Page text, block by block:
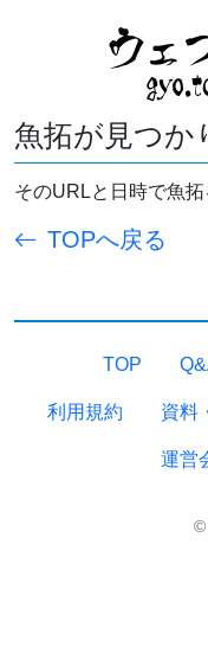
魚拓が見つか
そのURLと日時で魚拓
TOPへ戻る
TOP
利用規約 資料
運営
©